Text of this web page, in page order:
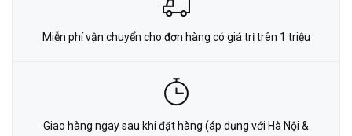
Miễn phí vận chuyển cho đơn hàng có giá trị trên 1 triệu
Giao hàng ngay sau khi đặt hàng (áp dụng với Hà Nội &